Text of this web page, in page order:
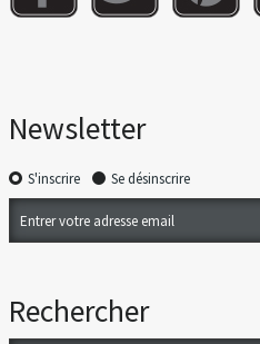
Newsletter
S'inscrire Se désinscrire
Rechercher